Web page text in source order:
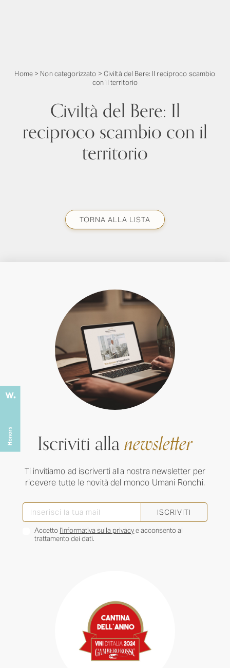
Home> Non categorizzato > Civiltà del Bere: Il reciproco scambio
con il territorio
Civiltà del Bere: Il
reciproco scambio con il
territorio
TORNA ALLA LISTA
Iscriviti allanewsletter
Ti invitiamo ad iscriverti alla nostra newsletter per
ricevere tutte le novità del mondo Umani Ronchi.
ISCRIVITI
Accetto l’informativa sulla privacye acconsento al
trattamento dei dati.